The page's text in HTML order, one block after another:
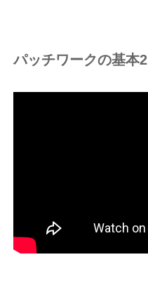
パッチワークの基本2